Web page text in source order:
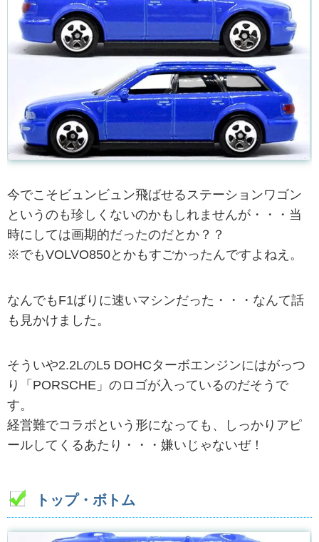
今でこそビュンビュン飛ばせるステーションワゴン
というのも珍しくないのかもしれませんが・・・当
時にしては画期的だったのだとか？？
※でもVOLVO850とかもすごかったんですよねえ。
なんでもF1ばりに速いマシンだった・・・なんて話
も見かけました。
そういや2.2LのL5 DOHCターボエンジンにはがっつ
り「PORSCHE」のロゴが入っているのだそうで
す。
経営難でコラボという形になっても、しっかりアピ
ールしてくるあたり・・・嫌いじゃないぜ！
トップ・ボトム